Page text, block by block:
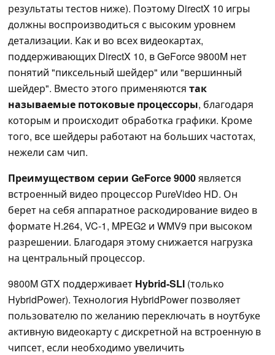
результаты тестов ниже). Поэтому DirectX 10 игры
должны воспроизводиться с высоким уровнем
детализации. Как и во всех видеокартах,
поддерживающих DirectX 10, в GeForce 9800M нет
понятий "пиксельный шейдер" или "вершинный
шейдер". Вместо этого применяются так
называемые потоковые процессоры, благодаря
которым и происходит обработка графики. Кроме
того, все шейдеры работают на больших частотах,
нежели сам чип.
Преимуществом серии GeForce 9000является
встроенный видео процессор PureVideo HD. Он
берет на себя аппаратное раскодирование видео в
формате H.264, VC-1, MPEG2 и WMV9 при высоком
разрешении. Благодаря этому снижается нагрузка
на центральный процессор.
9800M GTX поддерживает Hybrid-SLI (только
HybridPower). Технология HybridPower позволяет
пользователю по желанию переключать в ноутбуке
активную видеокарту с дискретной на встроенную в
чипсет, если необходимо увеличить